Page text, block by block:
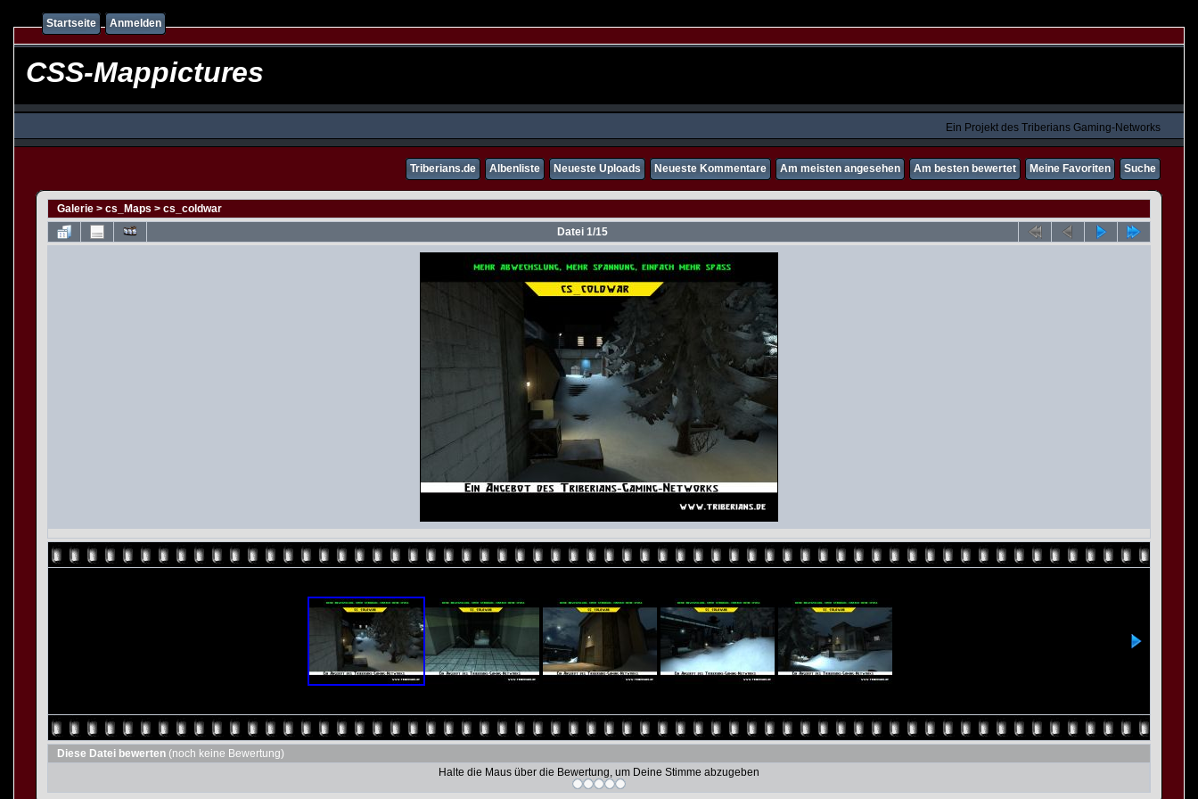
Startseite Anmelden
CSS-Mappictures
Ein Projekt des Triberians Gaming-Networks
Triberians.de Albenliste Neueste Uploads Neueste Kommentare Am meisten angesehen Am besten bewertet Meine Favoriten Suche
Galerie > cs_Maps > cs_coldwar
Datei 1/15
Diese Datei bewerten (noch keine Bewertung)
Halte die Maus über die Bewertung, um Deine Stimme abzugeben